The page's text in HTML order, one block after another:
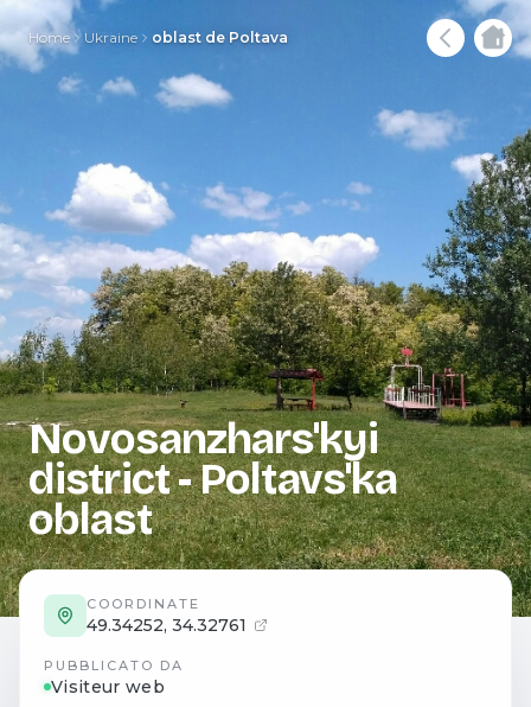
Home Ukraine oblast de Poltava
Novosanzhars'kyi
district - Poltavs'ka
oblast
COORDINATE
49.34252, 34.32761
PUBBLICATO DA
Visiteur web